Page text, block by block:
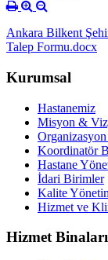
Ankara Bilkent
Talep Formu.docx
Kurumsal
Hastanemiz
Misyon &
Organizasyon
Koordinatör
Hastane
İdari Birimler
Kalite
Hizmet ve
Hizmet